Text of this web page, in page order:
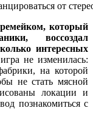
от
который
воссоздал
интересных
не изменилась:
на которой
не стать мясной
локации и
познакомиться с